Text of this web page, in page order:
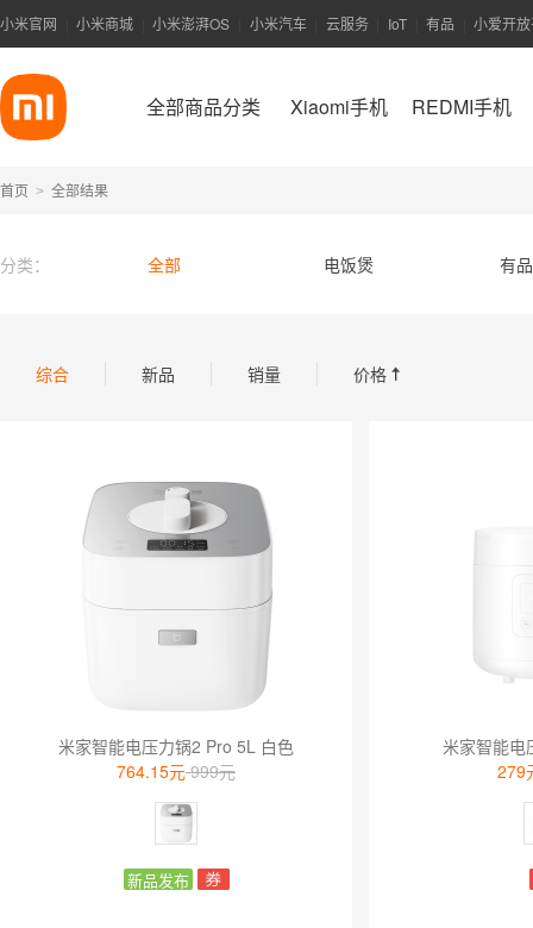
小米官网 小米商城 小米澎湃OS 小米汽车 云服务 IoT 有品 小爱开
全部商品分类 Xiaomi手机 REDMI手机
首页 > 全部结果
分类： 全部 电饭煲 有
综合 新品 销量 价格 
米家智能电压力锅2 Pro 5L 白色
764.15元999元
新品发布
米家智能电
279